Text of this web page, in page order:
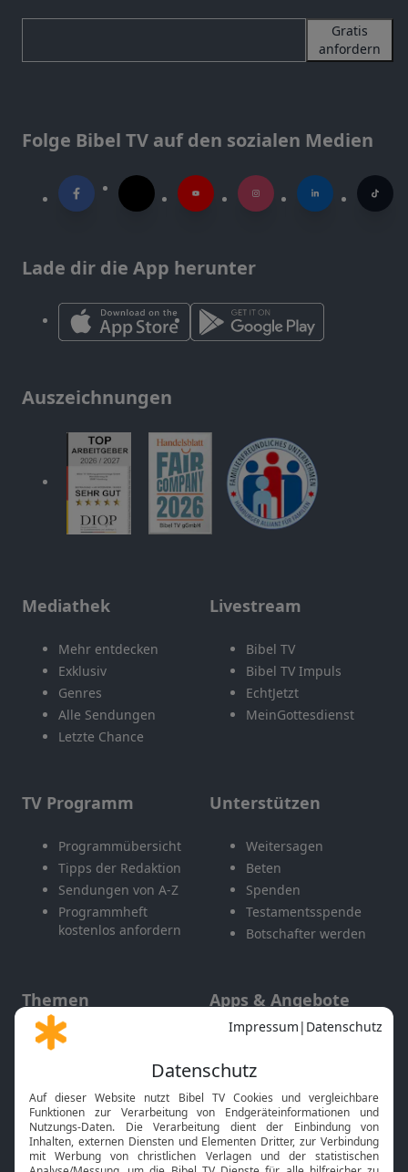
Gratis
anfordern
Folge Bibel TV auf den sozialen Medien
Lade dir die App herunter
Auszeichnungen
Mediathek
Mehr entdecken
Exklusiv
Genres
Alle Sendungen
Letzte Chance
Livestream
Bibel TV
Bibel TV Impuls
EchtJetzt
MeinGottesdienst
TV Programm
Programmübersicht
Tipps der Redaktion
Sendungen von A-Z
Programmheft
kostenlos anfordern
Unterstützen
Weitersagen
Beten
Spenden
Testamentsspende
Botschafter werden
Themen
Gott und Bibel erklärt
Neuigkeiten
Apps & Angebote
Mobile App
Smart TV
HbbTV
Bibelthek Online-Bibel